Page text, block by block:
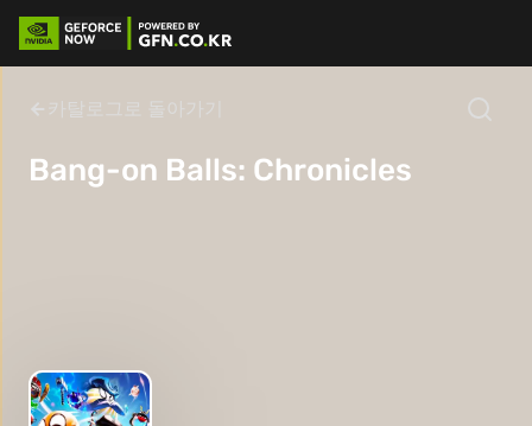
카탈로그로 돌아가기
Bang-on Balls: Chronicles